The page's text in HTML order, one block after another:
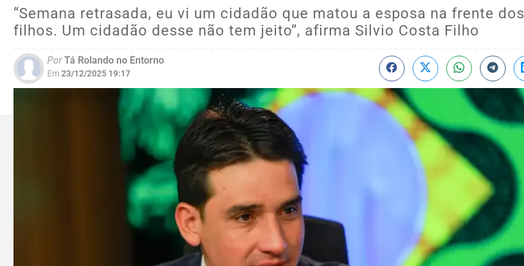
“Semana retrasada, eu vi um cidadão que matou a esposa na frente dos
filhos. Um cidadão desse não tem jeito”, afirma Silvio Costa Filho
PorTá Rolando no Entorno
Em23/12/2025 19:17